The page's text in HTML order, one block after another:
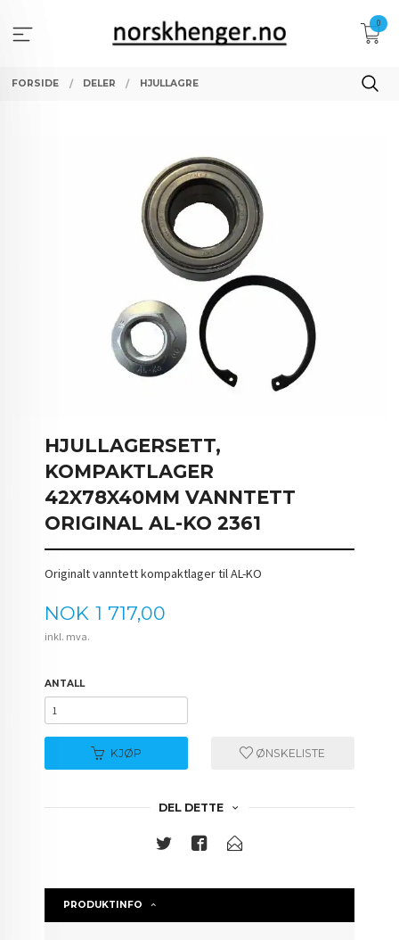
innholdet
0
FORSIDE DELER HJULLAGRE
HJULLAGERSETT,
KOMPAKTLAGER
42X78X40MM VANNTETT
ORIGINAL AL-KO 2361
Originalt vanntett kompaktlager til AL-KO
Pris
NOK 1 717,00
inkl. mva.
ANTALL
KJØP ØNSKELISTE
DEL DETTE
PRODUKTINFO